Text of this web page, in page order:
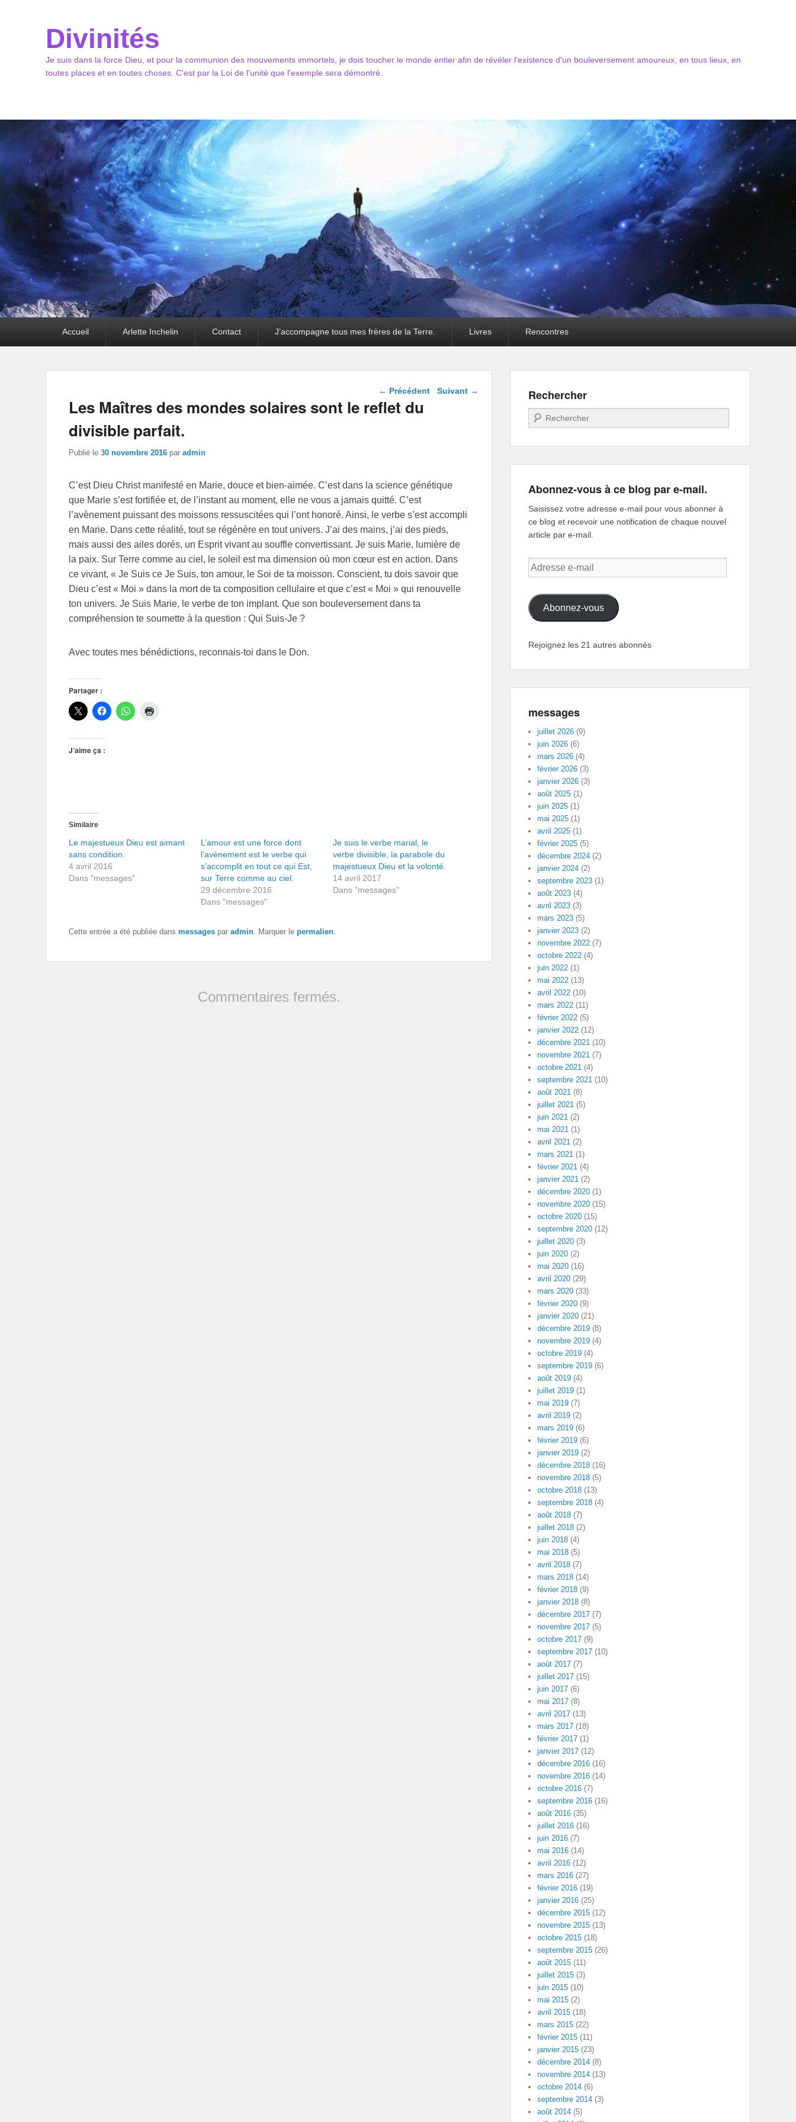
Divinités
Je suis dans la force Dieu, et pour la communion des mouvements immortels, je dois toucher le monde entier afin de révéler l'existence d'un bouleversement amoureux, en tous lieux, en
toutes places et en toutes choses. C'est par la Loi de l'unité que l'exemple sera démontré.
Accueil Arlette Inchelin Contact J’accompagne tous mes frères de la Terre. Livres Rencontres
Navigation dans les
← Précédent Suivant →
Les Maîtres des mondes solaires sont le reflet du
divisible parfait.
Publié le 30 novembre 2016 par admin
C’est Dieu Christ manifesté en Marie, douce et bien-aimée. C’est dans la science génétique
que Marie s’est fortifiée et, de l’instant au moment, elle ne vous a jamais quitté. C’est
l’avènement puissant des moissons ressuscitées qui l’ont honoré. Ainsi, le verbe s’est accompli
en Marie. Dans cette réalité, tout se régénère en tout univers. J’ai des mains, j’ai des pieds,
mais aussi des ailes dorés, un Esprit vivant au souffle convertissant. Je suis Marie, lumière de
la paix. Sur Terre comme au ciel, le soleil est ma dimension où mon cœur est en action. Dans
ce vivant, « Je Suis ce Je Suis, ton amour, le Soi de ta moisson. Conscient, tu dois savoir que
Dieu c’est « Moi » dans la mort de ta composition cellulaire et que c’est « Moi » qui renouvelle
ton univers. Je Suis Marie, le verbe de ton implant. Que son bouleversement dans ta
compréhension te soumette à la question : Qui Suis-Je ?
Avec toutes mes bénédictions, reconnais-toi dans le Don.
Partager :
J’aime ça :
Similaire
Le majestueux Dieu est aimant
sans condition.
4 avril 2016
Dans "messages"
L’amour est une force dont
l’avènement est le verbe qui
s’accomplit en tout ce qui Est,
sur Terre comme au ciel.
29 décembre 2016
Dans "messages"
Je suis le verbe marial, le
verbe divisible, la parabole du
majestueux Dieu et la volonté.
14 avril 2017
Dans "messages"
Cette entrée a été publiée dans messages par admin . Marquer le permalien
Commentaires fermés.
Rechercher
Recherche
Abonnez-vous à ce blog par e-mail.
Saisissez votre adresse e-mail pour vous abonner à
ce blog et recevoir une notification de chaque nouvel
article par e-mail.
Adresse
e-
Abonnez-vous
Rejoignez les 21 autres abonnés
messages
juillet 2026 (9)
juin 2026 (6)
mars 2026 (4)
février 2026 (3)
janvier 2026 (3)
août 2025 (1)
juin 2025 (1)
mai 2025 (1)
avril 2025 (1)
février 2025 (5)
décembre 2024 (2)
janvier 2024 (2)
septembre 2023 (1)
août 2023 (4)
avril 2023 (3)
mars 2023 (5)
janvier 2023 (2)
novembre 2022 (7)
octobre 2022 (4)
juin 2022 (1)
mai 2022 (13)
avril 2022 (10)
mars 2022 (11)
février 2022 (5)
janvier 2022 (12)
décembre 2021 (10)
novembre 2021 (7)
octobre 2021 (4)
septembre 2021 (10)
août 2021 (8)
juillet 2021 (5)
juin 2021 (2)
mai 2021 (1)
avril 2021 (2)
mars 2021 (1)
février 2021 (4)
janvier 2021 (2)
décembre 2020 (1)
novembre 2020 (15)
octobre 2020 (15)
septembre 2020 (12)
juillet 2020 (3)
juin 2020 (2)
mai 2020 (16)
avril 2020 (29)
mars 2020 (33)
février 2020 (9)
janvier 2020 (21)
décembre 2019 (8)
novembre 2019 (4)
octobre 2019 (4)
septembre 2019 (6)
août 2019 (4)
juillet 2019 (1)
mai 2019 (7)
avril 2019 (2)
mars 2019 (6)
février 2019 (6)
janvier 2019 (2)
décembre 2018 (16)
novembre 2018 (5)
octobre 2018 (13)
septembre 2018 (4)
août 2018 (7)
juillet 2018 (2)
juin 2018 (4)
mai 2018 (5)
avril 2018 (7)
mars 2018 (14)
février 2018 (9)
janvier 2018 (8)
décembre 2017 (7)
novembre 2017 (5)
octobre 2017 (9)
septembre 2017 (10)
août 2017 (7)
juillet 2017 (15)
juin 2017 (6)
mai 2017 (8)
avril 2017 (13)
mars 2017 (18)
février 2017 (1)
janvier 2017 (12)
décembre 2016 (16)
novembre 2016 (14)
octobre 2016 (7)
septembre 2016 (16)
août 2016 (35)
juillet 2016 (16)
juin 2016 (7)
mai 2016 (14)
avril 2016 (12)
mars 2016 (27)
février 2016 (19)
janvier 2016 (25)
décembre 2015 (12)
novembre 2015 (13)
octobre 2015 (18)
septembre 2015 (26)
août 2015 (11)
juillet 2015 (3)
juin 2015 (10)
mai 2015 (2)
avril 2015 (18)
mars 2015 (22)
février 2015 (11)
janvier 2015 (23)
décembre 2014 (8)
novembre 2014 (13)
octobre 2014 (6)
septembre 2014 (3)
août 2014 (5)